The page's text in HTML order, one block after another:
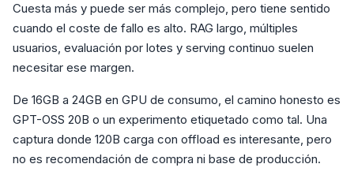
Cuesta más y puede ser más complejo, pero tiene sentido
cuando el coste de fallo es alto. RAG largo, múltiples
usuarios, evaluación por lotes y serving continuo suelen
necesitar ese margen.
De 16GB a 24GB en GPU de consumo, el camino honesto es
GPT-OSS 20B o un experimento etiquetado como tal. Una
captura donde 120B carga con offload es interesante, pero
no es recomendación de compra ni base de producción.